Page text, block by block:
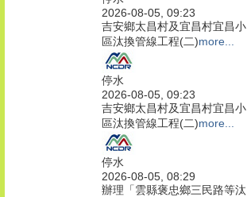
2026-08-05, 09:23
吉安鄉太昌村及宜昌村宜昌小
區汰換管線工程(二)more...
停水
2026-08-05, 09:23
吉安鄉太昌村及宜昌村宜昌小
區汰換管線工程(二)more...
停水
2026-08-05, 08:29
辦理「雲縣褒忠鄉三民路等汰